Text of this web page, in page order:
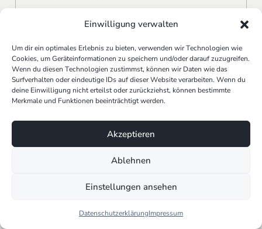
Einwilligung verwalten
Um dir ein optimales Erlebnis zu bieten, verwenden wir Technologien wie
Cookies, um Geräteinformationen zu speichern und/oder darauf zuzugreifen.
Wenn du diesen Technologien zustimmst, können wir Daten wie das
Surfverhalten oder eindeutige IDs auf dieser Website verarbeiten. Wenn du
deine Einwilligung nicht erteilst oder zurückziehst, können bestimmte
Merkmale und Funktionen beeinträchtigt werden.
Akzeptieren
Ablehnen
Einstellungen ansehen
DatenschutzerklärungImpressum
von Strategie bis Praxis
Eine erfolgreicheKI-Implementierungbeginnt immer
mit einer klarenStrategie.
Bevor Tools oder Modelle eingesetzt werden, braucht
Welche Geschäftsziele sollen mit KI erreicht
Welche Daten stehen zur Verfügung – und in
welcher Qualität?
optimieren?